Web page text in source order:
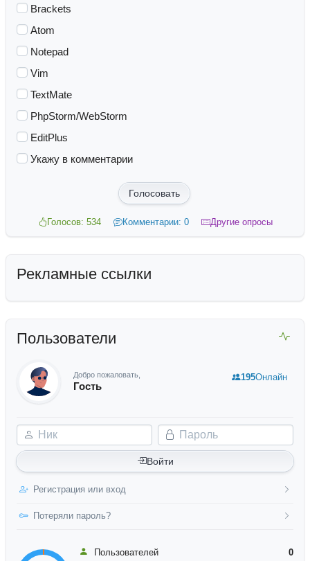
Brackets
Atom
Notepad
Vim
TextMate
PhpStorm/WebStorm
EditPlus
Укажу в комментарии
Голосовать
Голосов: 534 Комментарии: 0 Другие опросы
Рекламные ссылки
Пользователи
Добро пожаловать,
Гость
Ник Пароль
Войти
Регистрация или вход
Потеряли пароль?
195Онлайн
Пользователей
0